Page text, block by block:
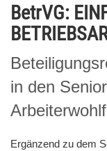
BetrVG:
in den
Ergänzend zu dem